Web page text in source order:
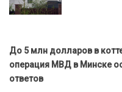
До 5 млн долларов в
операция МВД в Минске
ответов